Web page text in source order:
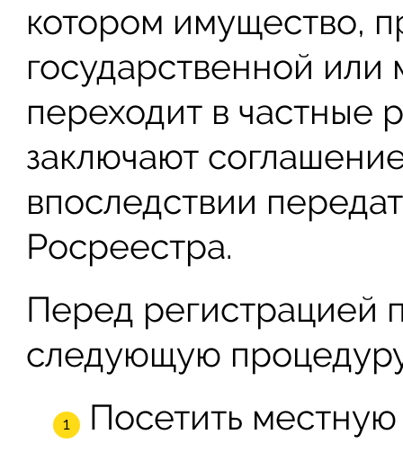
котором имущество,
государственной или
переходит в частные
заключают
впоследствии
Росреестра.
Перед регистрацией
следующую
Посетить